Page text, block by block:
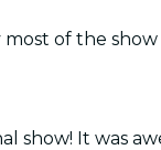
of the show
show! It was